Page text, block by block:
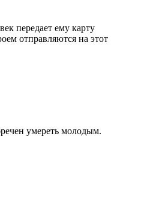
передает ему карту
отправляются на этот
умереть молодым.